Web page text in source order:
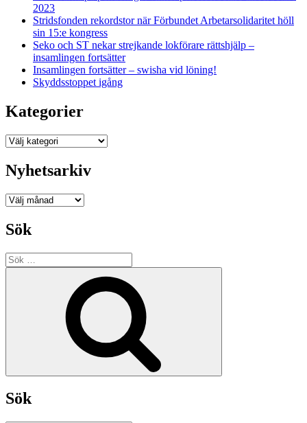
2023
Stridsfonden rekordstor när Förbundet Arbetarsolidaritet höll
sin 15:e kongress
Seko och ST nekar strejkande lokförare rättshjälp –
insamlingen fortsätter
Insamlingen fortsätter – swisha vid löning!
Skyddsstoppet igång
Kategorier
Kategorier
Nyhetsarkiv
Nyhetsarkiv
Sök
Sök
efter:
Sök